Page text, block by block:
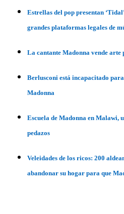
Estrellas del pop presentan
grandes plataformas legales de
La cantante Madonna vende arte
Berlusconi está incapacitado
Madonna
Escuela de Madonna en Malawi,
pedazos
Veleidades de los ricos: 200
abandonar su hogar para que